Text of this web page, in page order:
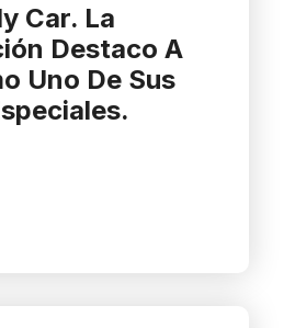
Car. La
Destaco A
Uno De Sus